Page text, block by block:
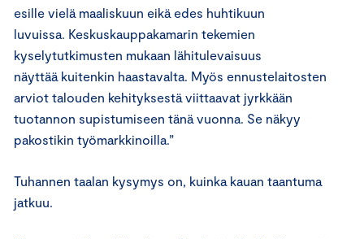
esille vielä maaliskuun eikä edes huhtikuun
luvuissa. Keskuskauppakamarin tekemien
kyselytutkimusten mukaan lähitulevaisuus
näyttää kuitenkin haastavalta. Myös ennustelaitosten
arviot talouden kehityksestä viittaavat jyrkkään
tuotannon supistumiseen tänä vuonna. Se näkyy
pakostikin työmarkkinoilla.”
Tuhannen taalan kysymys on, kuinka kauan taantuma
jatkuu.